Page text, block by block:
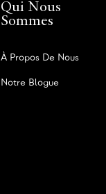
Qui Nous
Sommes
À Propos De Nous
Notre Blogue